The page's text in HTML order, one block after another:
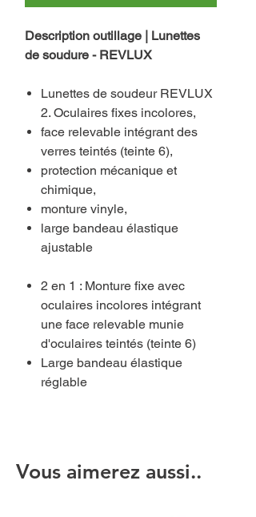
Description outillage | Lunettes
de soudure - REVLUX
Lunettes de soudeur REVLUX
2. Oculaires fixes incolores,
face relevable intégrant des
verres teintés (teinte 6),
protection mécanique et
chimique,
monture vinyle,
large bandeau élastique
ajustable
2 en 1 : Monture fixe avec
oculaires incolores intégrant
une face relevable munie
d'oculaires teintés (teinte 6)
Large bandeau élastique
réglable
Vous aimerez aussi..